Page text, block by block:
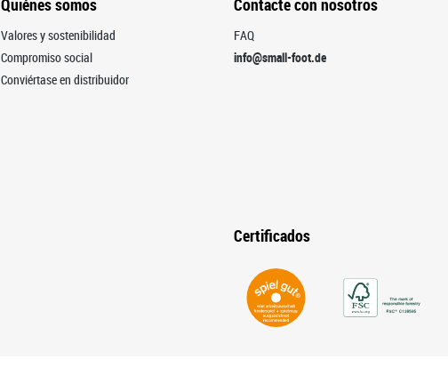
Quiénes somos
Valores y sostenibilidad
Compromiso social
Conviértase en distribuidor
Contacte con nosotros
FAQ
info@small-foot.de
Certificados